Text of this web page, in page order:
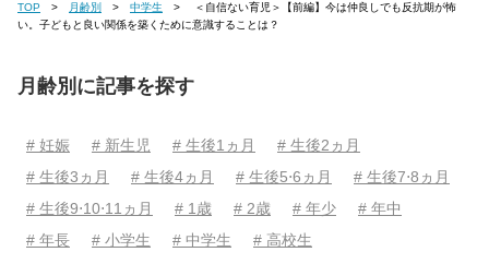
TOP 月齢別 中学生
い。子どもと良い関係を築くために意識することは？
月齢別に記事を探す
# 妊娠 # 新生児 # 生後1ヵ月
# 生後2ヵ月
# 生後3ヵ月
# 生後4ヵ月 # 生後5⋅6ヵ月
# 生後7⋅8ヵ月
# 生後9⋅10⋅11ヵ月
# 1歳 # 2歳 # 年少
# 年中
# 年長
# 小学生 # 中学生 # 高校生